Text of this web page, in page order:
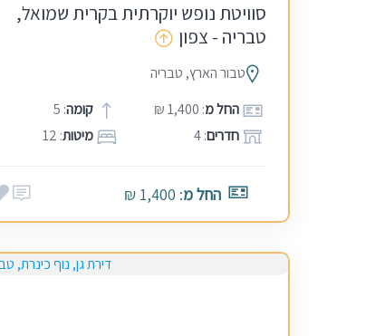
סוויטת נופש יוקרתית בקרית שמואל,
טבריה - צפון
טבור הארץ, טבריה
החל מ: 1,400 ₪ קומה: 5
חדרים: 4 מיטות: 12
החל מ: 1,400 ₪